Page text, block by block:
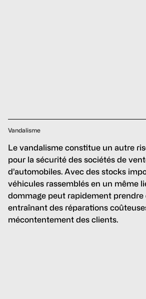
Vandalisme
Le vandalisme constitue un autre
pour la sécurité des sociétés de
d’automobiles. Avec des stocks
véhicules rassemblés en un même
dommage peut rapidement prendre
entraînant des réparations
mécontentement des clients.